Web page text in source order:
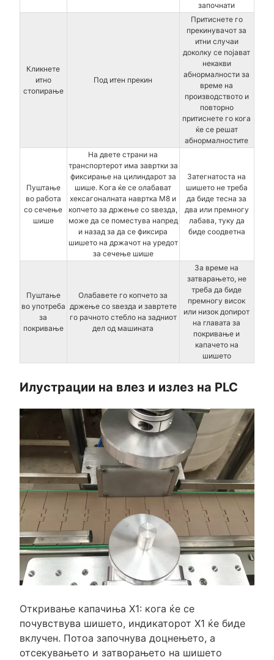
започнати
Кликнете
итно
стопирање
Под итен прекин
Притиснете го
прекинувачот за
итни случаи
доколку се појават
некакви
абнормалности за
време на
производството и
повторно
притиснете го кога
ќе се решат
абнормалностите
Пуштање
во работа
со сечење
шише
На двете страни на
транспортерот има завртки за
фиксирање на цилиндарот за
шише. Кога ќе се олабават
хексагоналната навртка M8 и
копчето за држење со ѕвезда,
може да се поместува напред
и назад за да се фиксира
шишето на држачот на уредот
за сечење шише
Затегнатоста на
шишето не треба
да биде тесна за
два или премногу
лабава, туку да
биде соодветна
Пуштање
во употреба
за
покривање
Олабавете го копчето за
држење со ѕвезда и завртете
го рачното стебло на задниот
дел од машината
За време на
затварањето, не
треба да биде
премногу висок
или низок допирот
на главата за
покривање и
капачето на
шишето
Илустрации на влез и излез на PLC
Откривање капачиња X1: кога ќе се
почувствува шишето, индикаторот X1 ќе биде
вклучен. Потоа започнува доцнењето, а
отсекувањето и затворањето на шишето